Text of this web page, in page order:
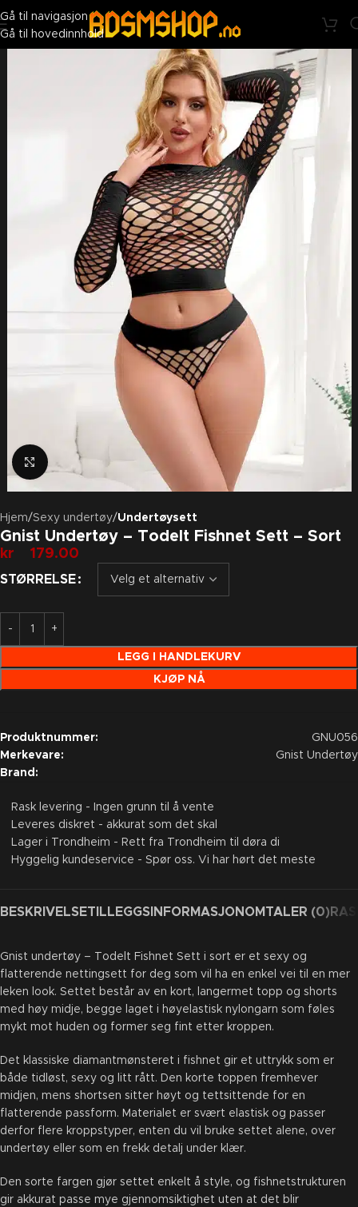
Gå til navigasjon
Gå til hovedinnhold
BDSMshop - Nå penere på utsiden. Like skitten på innsiden ;)
Klikk for å forstørre
Hjem Sexy undertøy Undertøysett
Gnist Undertøy – Todelt Fishnet Sett – Sort
kr 179.00
STØRRELSE
LEGG I HANDLEKURV
KJØP NÅ
Produktnummer:
GNU056
Merkevare:
Gnist Undertøy
Brand:
Rask levering - Ingen grunn til å vente
Leveres diskret - akkurat som det skal
Lager i Trondheim - Rett fra Trondheim til døra di
Hyggelig kundeservice - Spør oss. Vi har hørt det meste
BESKRIVELSETILLEGGSINFORMASJON OMTALER (0)
Gnist undertøy – Todelt Fishnet Sett i sort er et sexy og
flatterende nettingsett for deg som vil ha en enkel vei til en mer
leken look. Settet består av en kort, langermet topp og shorts
med høy midje, begge laget i høyelastisk nylongarn som føles
mykt mot huden og former seg fint etter kroppen.
Det klassiske diamantmønsteret i fishnet gir et uttrykk som er
både tidløst, sexy og litt rått. Den korte toppen fremhever
midjen, mens shortsen sitter høyt og tettsittende for en
flatterende passform. Materialet er svært elastisk og passer
derfor flere kroppstyper, enten du vil bruke settet alene, over
undertøy eller som en frekk detalj under klær.
Den sorte fargen gjør settet enkelt å style, og fishnetstrukturen
gir akkurat passe mye gjennomsiktighet uten at det blir